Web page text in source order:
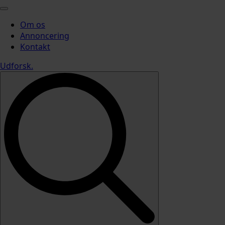
Om os
Annoncering
Kontakt
Udforsk.